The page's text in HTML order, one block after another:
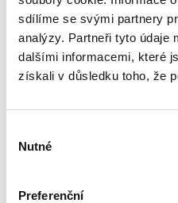
sdílíme se svými partnery
analýzy. Partneři tyto údaje
dalšími informacemi, které
získali v důsledku toho, že
souhlasu
Nutné
Preferenční
praktický návod, jak
v...